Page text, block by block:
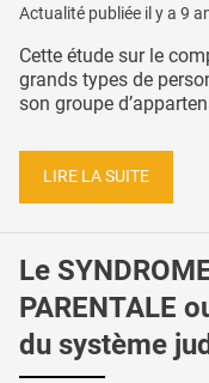
Actualité publiée il y a 9
Cette étude sur le
grands types de
son groupe
LIRE LA SUITE
Le
PARENTALE
du système